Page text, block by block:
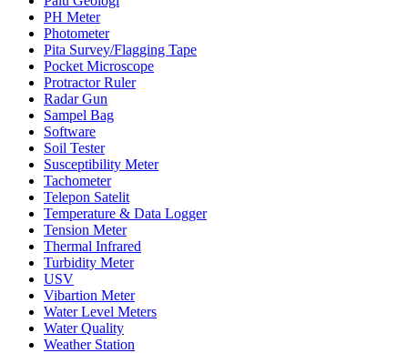
PH Meter
Photometer
Pita Survey/Flagging Tape
Pocket Microscope
Protractor Ruler
Radar Gun
Sampel Bag
Software
Soil Tester
Susceptibility Meter
Tachometer
Telepon Satelit
Temperature & Data Logger
Tension Meter
Thermal Infrared
Turbidity Meter
USV
Vibartion Meter
Water Level Meters
Water Quality
Weather Station